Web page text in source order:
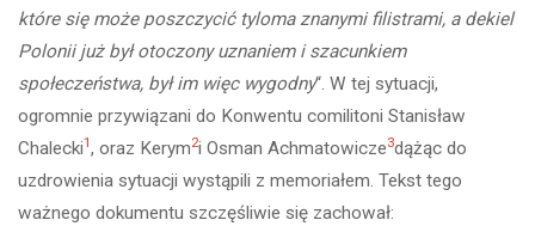
które się może poszczycić tyloma znanymi filistrami, a dekiel
Polonii już był otoczony uznaniem i szacunkiem
społeczeństwa, był im więc wygodny“. W tej sytuacji,
ogromnie przywiązani do Konwentu comilitoni Stanisław
Chalecki1, oraz Kerym2i Osman Achmatowicze3dążąc do
uzdrowienia sytuacji wystąpili z memoriałem. Tekst tego
ważnego dokumentu szczęśliwie się zachował: